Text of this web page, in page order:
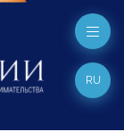
RU